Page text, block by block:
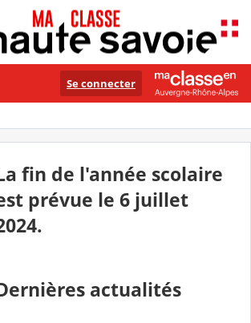
Se connecter
fin de l'année scolaire
prévue le 6 juillet
actualités